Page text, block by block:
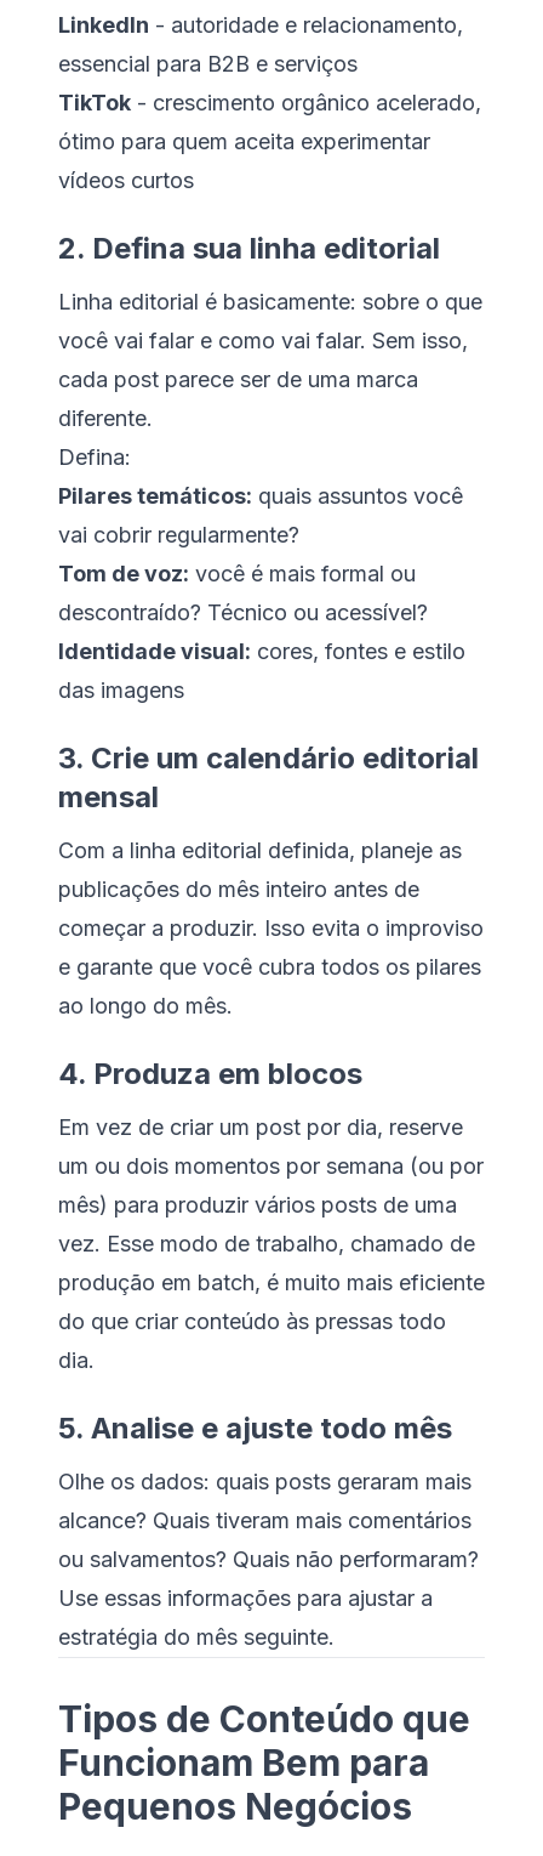
LinkedIn - autoridade e relacionamento,
essencial para B2B e serviços
TikTok - crescimento orgânico acelerado,
ótimo para quem aceita experimentar
vídeos curtos
2. Defina sua linha editorial
Linha editorial é basicamente: sobre o que
você vai falar e como vai falar. Sem isso,
cada post parece ser de uma marca
diferente.
Defina:
Pilares temáticos: quais assuntos você
vai cobrir regularmente?
Tom de voz: você é mais formal ou
descontraído? Técnico ou acessível?
Identidade visual: cores, fontes e estilo
das imagens
3. Crie um calendário editorial
mensal
Com a linha editorial definida, planeje as
publicações do mês inteiro antes de
começar a produzir. Isso evita o improviso
e garante que você cubra todos os pilares
ao longo do mês.
4. Produza em blocos
Em vez de criar um post por dia, reserve
um ou dois momentos por semana (ou por
mês) para produzir vários posts de uma
vez. Esse modo de trabalho, chamado de
produção em batch, é muito mais eficiente
do que criar conteúdo às pressas todo
dia.
5. Analise e ajuste todo mês
Olhe os dados: quais posts geraram mais
alcance? Quais tiveram mais comentários
ou salvamentos? Quais não performaram?
Use essas informações para ajustar a
estratégia do mês seguinte.
Tipos de Conteúdo que
Funcionam Bem para
Pequenos Negócios